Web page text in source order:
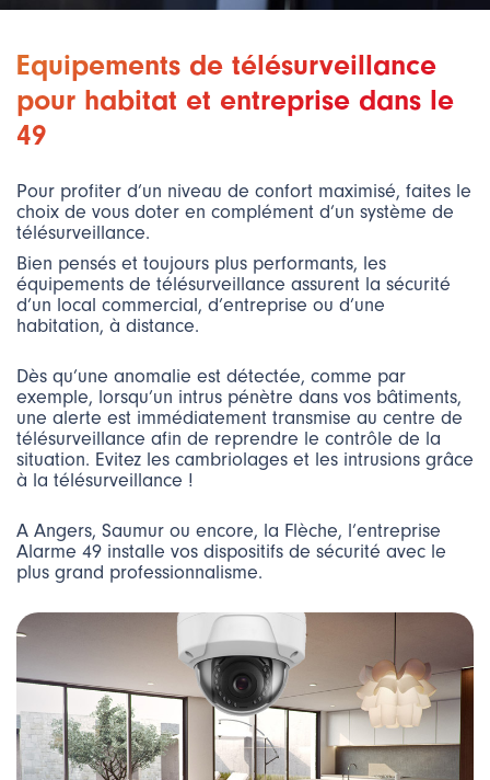
Equipements de télésurveillance
pour habitat et entreprise dans le
49
Pour profiter d’un niveau de confort maximisé, faites le
choix de vous doter en complément d’un système de
télésurveillance.
Bien pensés et toujours plus performants, les
équipements de télésurveillance assurent la sécurité
d’un local commercial, d’entreprise ou d’une
habitation, à distance.
Dès qu’une anomalie est détectée, comme par
exemple, lorsqu’un intrus pénètre dans vos bâtiments,
une alerte est immédiatement transmise au centre de
télésurveillance afin de reprendre le contrôle de la
situation. Evitez les cambriolages et les intrusions grâce
à la télésurveillance !
A Angers, Saumur ou encore, la Flèche, l’entreprise
Alarme 49 installe vos dispositifs de sécurité avec le
plus grand professionnalisme.